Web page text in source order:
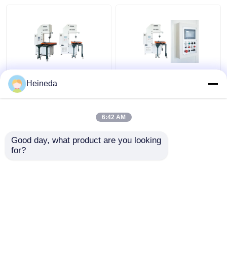
VH600 πλάτος 600mm
κάθετη μηχανή
μετάλλων τέμνουσα
ταχύτητας 500-
2000m/Min CNC που
Heineda
6:42 AM
Good day, what product are you looking
for?